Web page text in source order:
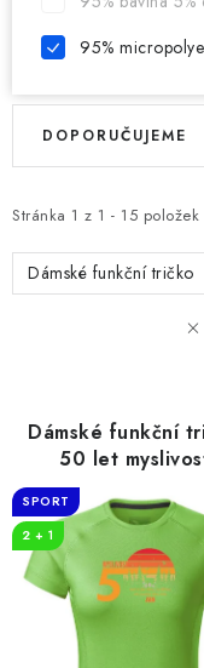
95%
V
i
s
p
t
ů
Stránka 1 z 1 - 15
Ř
e
n
í
d
k
t
ů
DOPORUČUJEME
Dámské funkční tričko
Dámské funkční
50 let
SPORT
2 + 1